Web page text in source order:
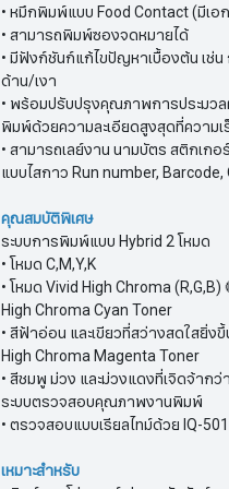
• หมึกพิมพ์แบบ Food Contact (มีเ
• สามารถพิมพ์ซองจดหมายได้
• มีฟังก์ชันก์แก้ไขปัญหาเบื้องต้น เช่
ด้าน/เงา
• พร้อมปรับปรุงคุณภาพการประมว
พิมพ์ด้วยความละเอียดสูงสุดที่ความเ
• สามารถเลย์งาน นามบัตร สติกเก
แบบไสกาว Run number,
คุณสมบัติพิเศษ
ระบบการพิมพ์แบบ Hybrid 2 โหมด
• โหมด C,M,Y,K
• โหมด Vivid High Chroma (R,G,B)
High Chroma Cyan Toner
• สีฟ้าอ่อน และเขียวที่สว่างสดใสยิ่ง
High Chroma Magenta Toner
• สีชมพู ม่วง และม่วงแดงที่เจิดจ้ากว่
ระบบตรวจสอบคุณภาพงานพิมพ์
• ตรวจสอบแบบเรียลไทม์ด้วย IQ-
เหมาะสำหรับ